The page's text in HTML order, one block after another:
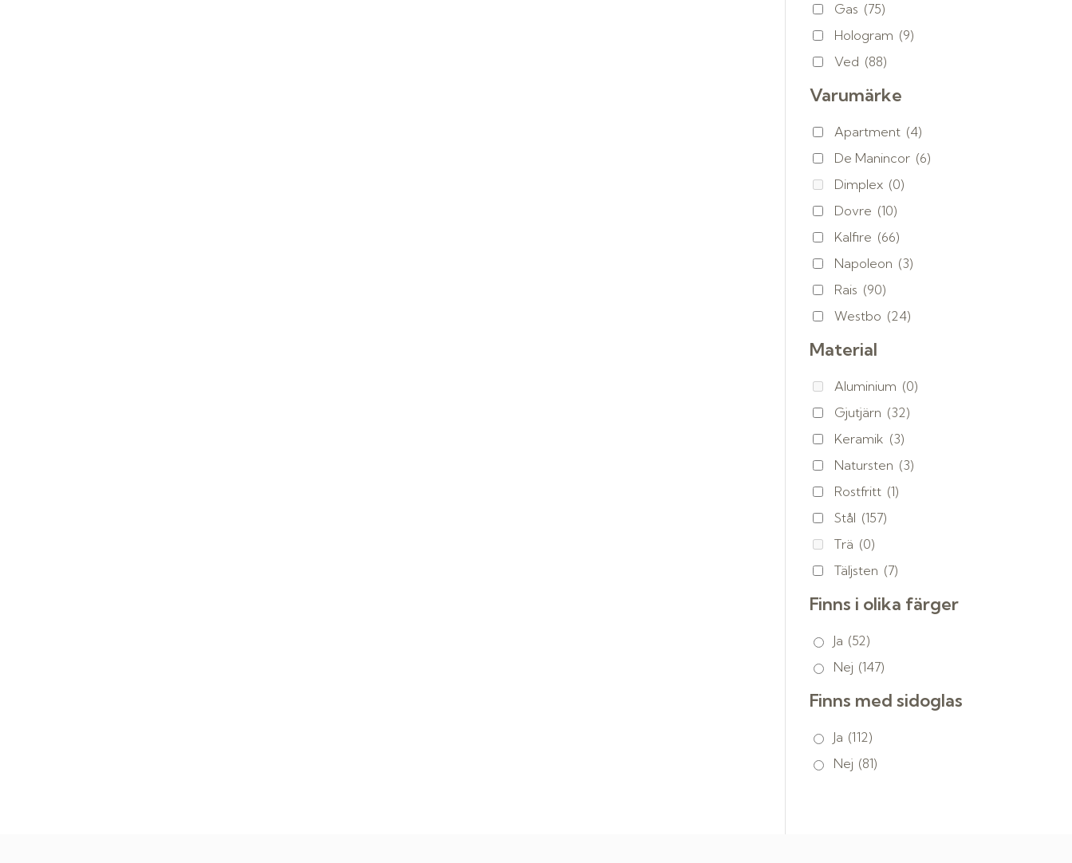
Gas (75)
Hologram (9)
Ved (88)
Varumärke
Apartment (4)
De Manincor (6)
Dimplex (0)
Dovre (10)
Kalfire (66)
Napoleon (3)
Rais (90)
Westbo (24)
Material
Aluminium (0)
Gjutjärn (32)
Keramik (3)
Natursten (3)
Rostfritt (1)
Stål (157)
Trä (0)
Täljsten (7)
Finns i olika färger
Ja (52)
Nej (147)
Finns med sidoglas
Ja (112)
Nej (81)